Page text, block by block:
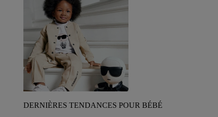
DERNIÈRES TENDANCES POUR BÉBÉ